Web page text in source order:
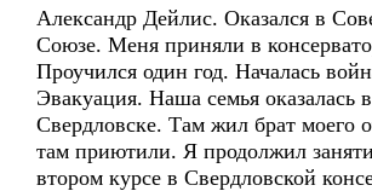
Александр Дейлис. Оказался в
Союзе. Меня приняли в
Проучился один год. Началась
Эвакуация. Наша семья оказалась в
Свердловске. Там жил брат моего
там приютили. Я продолжил
втором курсе в Свердловской